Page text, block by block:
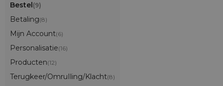
Bestel(9)
Betaling(8)
Mijn Account(6)
Personalisatie(16)
Producten(12)
Terugkeer/OmruIling/Klacht(8)